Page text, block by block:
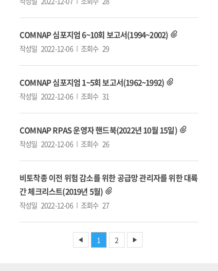
COMNAP 심포지엄 6~10회 보고서(1994~2002)
작성일 2022-12-06 조회수 29
COMNAP 심포지엄 1~5회 보고서(1962~1992)
작성일 2022-12-06 조회수 31
COMNAP RPAS 운영자 핸드북(2022년 10월 15일)
작성일 2022-12-06 조회수 26
비토착종 이전 위험 감소를 위한 공급망 관리자를 위한 대륙
간 체크리스트(2019년 5월)
작성일 2022-12-06 조회수 27
◀ 1 2 ▶